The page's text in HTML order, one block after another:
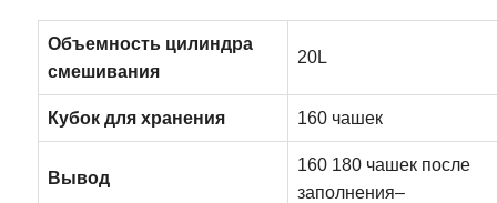
Объемность цилиндра
смешивания
20L
Кубок для хранения 160 чашек
Вывод
160 180 чашек после
заполнения–